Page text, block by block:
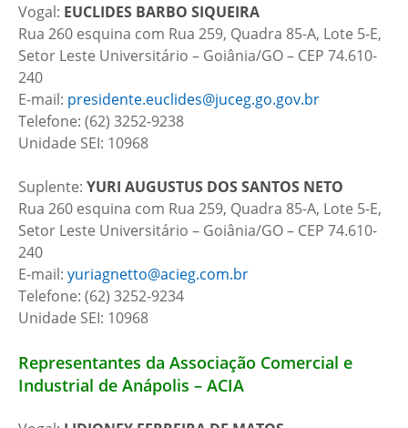
Vogal: EUCLIDES BARBO SIQUEIRA
Rua 260 esquina com Rua 259, Quadra 85-A, Lote 5-E,
Setor Leste Universitário – Goiânia/GO – CEP 74.610-
240
E-mail: presidente.euclides@juceg.go.gov.br
Telefone: (62) 3252-9238
Unidade SEI: 10968
Suplente: YURI AUGUSTUS DOS SANTOS NETO
Rua 260 esquina com Rua 259, Quadra 85-A, Lote 5-E,
Setor Leste Universitário – Goiânia/GO – CEP 74.610-
240
E-mail: yuriagnetto@acieg.com.br
Telefone: (62) 3252-9234
Unidade SEI: 10968
Representantes da Associação Comercial e
Industrial de Anápolis – ACIA